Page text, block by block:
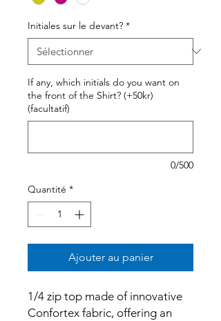
Initiales sur le devant? *
If any, which initials do you want on
the front of the Shirt? (+50kr)
(facultatif)
0/500
Quantité *
Ajouter au panier
1/4 zip top made of innovative
Confortex fabric, offering an